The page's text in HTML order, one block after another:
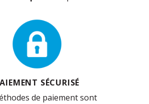
SÉCURISÉ
de paiement sont